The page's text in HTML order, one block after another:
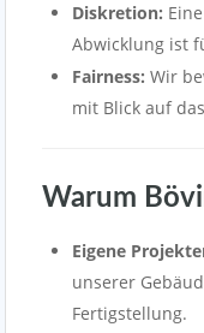
Diskretion:
Abwicklung ist
Fairness: Wir
mit Blick auf
Warum
Eigene
unserer
Fertigstellung.